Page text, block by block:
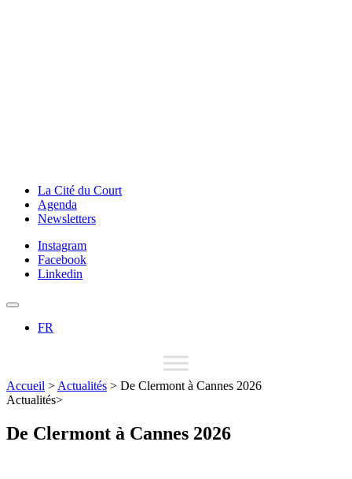
La Cité du Court
Agenda
Newsletters
Instagram
Facebook
Linkedin
FR
Accueil > Actualités > De Clermont à Cannes 2026
Actualités>
De Clermont à Cannes 2026